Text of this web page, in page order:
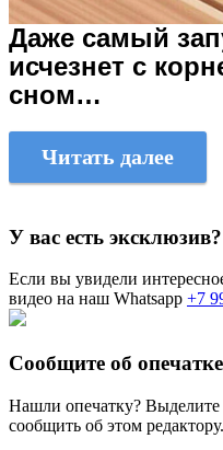
Даже самый
исчезнет с
сном…
Читать далее
У вас есть эксклюзив?
Если вы увидели
видео на наш Whatsapp +7
Сообщите об опечатке
Нашли опечатку?
сообщить об этом